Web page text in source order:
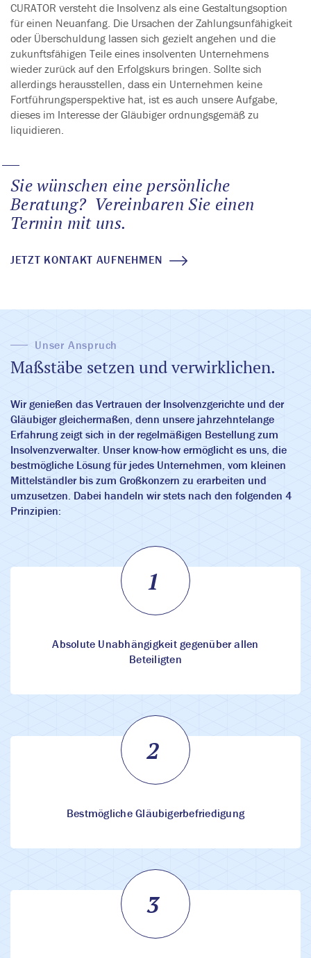
CURATOR versteht die Insolvenz als eine Gestaltungsoption
für einen Neuanfang. Die Ursachen der Zahlungsunfähigkeit
oder Überschuldung lassen sich gezielt angehen und die
zukunftsfähigen Teile eines insolventen Unternehmens
wieder zurück auf den Erfolgskurs bringen. Sollte sich
allerdings herausstellen, dass ein Unternehmen keine
Fortführungsperspektive hat, ist es auch unsere Aufgabe,
dieses im Interesse der Gläubiger ordnungsgemäß zu
liquidieren.
Sie wünschen eine persönliche
Beratung? Vereinbaren Sie einen
Termin mit uns.
JETZT KONTAKT AUFNEHMEN
Unser Anspruch
Maßstäbe setzen und verwirklichen.
Wir genießen das Vertrauen der Insolvenzgerichte und der
Gläubiger gleichermaßen, denn unsere jahrzehntelange
Erfahrung zeigt sich in der regelmäßigen Bestellung zum
Insolvenzverwalter. Unser know-how ermöglicht es uns, die
bestmögliche Lösung für jedes Unternehmen, vom kleinen
Mittelständler bis zum Großkonzern zu erarbeiten und
umzusetzen. Dabei handeln wir stets nach den folgenden 4
Prinzipien:
Absolute Unabhängigkeit gegenüber allen
Beteiligten
Bestmögliche Gläubigerbefriedigung